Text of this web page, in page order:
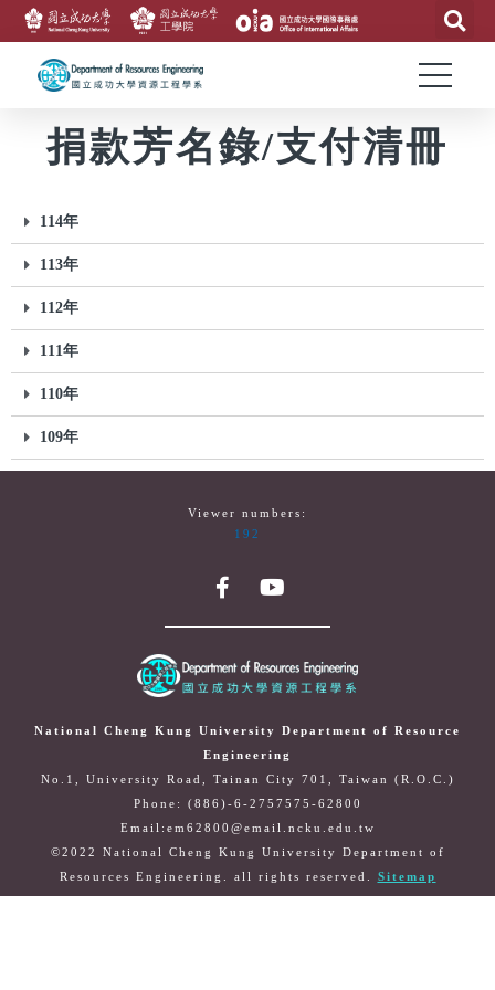
捐款芳名錄/支付清冊
114年
113年
112年
111年
110年
109年
Viewer numbers:
192
National Cheng Kung University Department of Resource
Engineering
No.1, University Road, Tainan City 701, Taiwan (R.O.C.)
Phone: (886)-6-2757575-62800
Email:em62800@email.ncku.edu.tw
©2022 National Cheng Kung University Department of
Resources Engineering. all rights reserved. Sitemap